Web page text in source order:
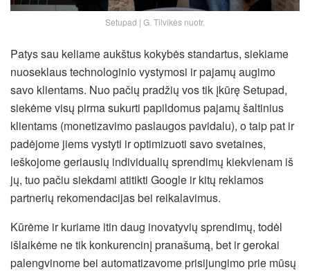
Setupad | G. Tilvikės nuotr.
Patys sau keliame aukštus kokybės standartus, siekiame
nuoseklaus technologinio vystymosi ir pajamų augimo
savo klientams. Nuo pačių pradžių vos tik įkūrę Setupad,
siekėme visų pirma sukurti papildomus pajamų šaltinius
klientams (monetizavimo paslaugos pavidalu), o taip pat ir
padėjome jiems vystyti ir optimizuoti savo svetaines,
ieškojome geriausių individualių sprendimų kiekvienam iš
jų, tuo pačiu siekdami atitikti Google ir kitų reklamos
partnerių rekomendacijas bei reikalavimus.
Kūrėme ir kuriame itin daug inovatyvių sprendimų, todėl
išlaikėme ne tik konkurencinį pranašumą, bet ir gerokai
palengvinome bei automatizavome prisijungimo prie mūsų